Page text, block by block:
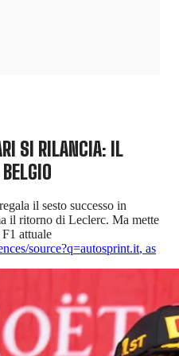
SI RILANCIA: IL
il sesto successo in
il ritorno di Leclerc. Ma mette
attuale
source?q=autosprint.it, as